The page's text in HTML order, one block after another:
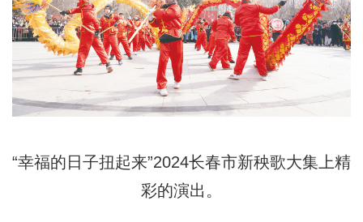
“幸福的日子扭起来”2024长春市新秧歌大集上精
彩的演出。